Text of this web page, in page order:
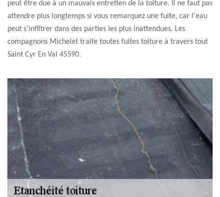
peut être due à un mauvais entretien de la toiture. Il ne faut pas
attendre plus longtemps si vous remarquez une fuite, car l'eau
peut s’infiltrer dans des parties les plus inattendues. Les
compagnons Michelet traite toutes fuites toiture à travers tout
Saint Cyr En Val 45590.